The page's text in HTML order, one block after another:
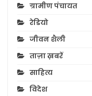
ग्रामीण पंचायत
रेडियो
जीवन शैली
ताज़ा ख़बरें
साहित्य
विदेश